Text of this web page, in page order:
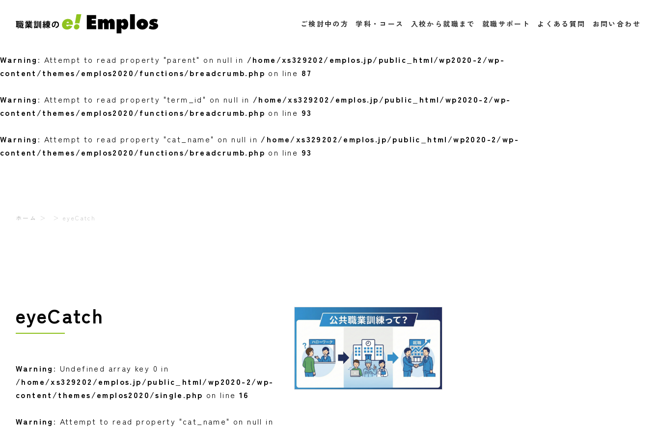
ご検討中の方 学科・コース 入校から就職まで 就職サポート よくある質問 お問い合わせ
Warning: Undefined variable $youngest in
/home/xs329202/emplos.jp/public_html/wp2020-2/wp-
content/themes/emplos2020/functions/breadcrumb.php
Warning : Attempt to read property "parent" on null in /home/xs329202/emplos.jp/public_html/wp2020-2/wp-
content/themes/emplos2020/functions/breadcrumb.php on line 87
Warning : Attempt to read property "term_id" on null in /home/xs329202/emplos.jp/public_html/wp2020-2/wp-
content/themes/emplos2020/functions/breadcrumb.php on line 93
Warning : Attempt to read property "cat_name" on null in /home/xs329202/emplos.jp/public_html/wp2020-2/wp-
content/themes/emplos2020/functions/breadcrumb.php on line 93
ホーム eyeCatch
eyeCatch
Warning : Undefined array key 0 in
/home/xs329202/emplos.jp/public_html/wp2020-2/wp-
content/themes/emplos2020/single.php on line16
Warning : Attempt to read property "cat_name" on null in